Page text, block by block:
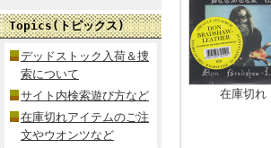
Topics(トピックス)
デッドストック入荷＆捜
索について
サイト内検索遊び方など
在庫切れアイテムのご注
文やウオンツなど
在庫切れ